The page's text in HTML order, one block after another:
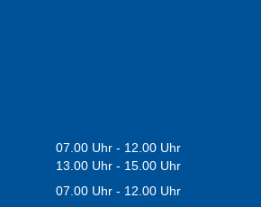
07.00 Uhr - 12.00 Uhr
13.00 Uhr - 15.00 Uhr
07.00 Uhr - 12.00 Uhr